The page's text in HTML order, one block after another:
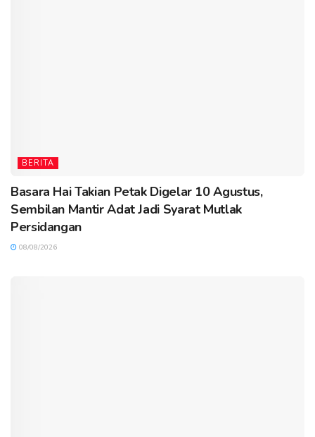
BERITA
Basara Hai Takian Petak Digelar 10 Agustus,
Sembilan Mantir Adat Jadi Syarat Mutlak
Persidangan
08/08/2026